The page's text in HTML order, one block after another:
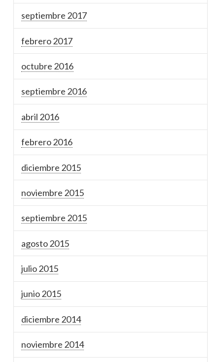
septiembre 2017
febrero 2017
octubre 2016
septiembre 2016
abril 2016
febrero 2016
diciembre 2015
noviembre 2015
septiembre 2015
agosto 2015
julio 2015
junio 2015
diciembre 2014
noviembre 2014